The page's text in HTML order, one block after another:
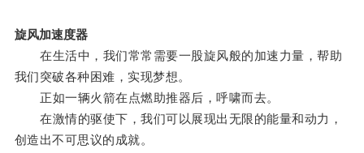
旋风加速度器
在生活中，我们常常需要一股旋风般的加速力量，帮助
我们突破各种困难，实现梦想。
正如一辆火箭在点燃助推器后，呼啸而去。
在激情的驱使下，我们可以展现出无限的能量和动力，
创造出不可思议的成就。